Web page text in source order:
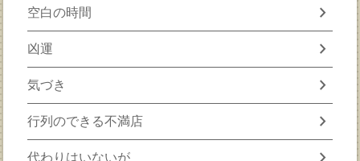
空白の時間 chevron_right
凶運 chevron_right
気づき chevron_right
行列のできる不満店 chevron_right
代わりはいないが